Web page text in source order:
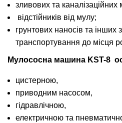
зливових та
відстійників від мулу;
грунтових наносів та інших
транспортування до місця
Мулососна машина KST-8
цистерною,
приводним насосом,
гідравлічною,
електричною та